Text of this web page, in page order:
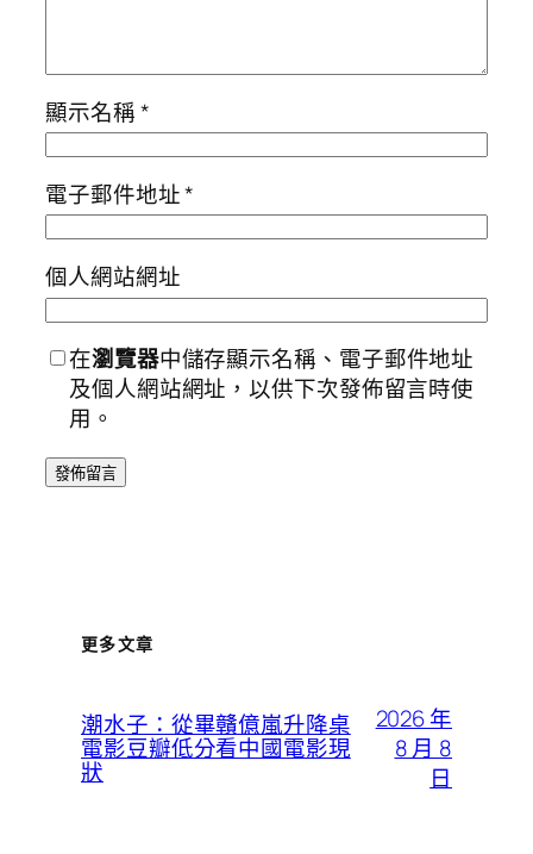
顯示名稱*
電子郵件地址*
個人網站網址
在瀏覽器中儲存顯示名稱、電子郵件地址
及個人網站網址，以供下次發佈留言時使
用。
更多文章
潮水子：從畢贛億嵐升降桌
電影豆瓣低分看中國電影現
狀
2026 年
8 月 8
日